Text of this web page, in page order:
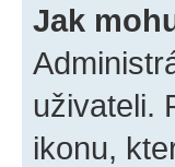
Jak
uživateli.
ikonu,